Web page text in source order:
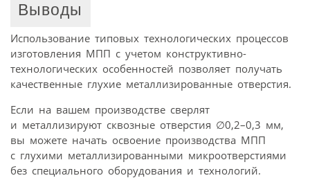
Выводы
Использование типовых технологических процессов
изготовления МПП с учетом конструктивно-
технологических особенностей позволяет получать
качественные глухие металлизированные отверстия.
Если на вашем производстве сверлят
и металлизируют сквозные отверстия ∅0,2–0,3 мм,
вы можете начать освоение производства МПП
с глухими металлизированными микроотверстиями
без специального оборудования и технологий.